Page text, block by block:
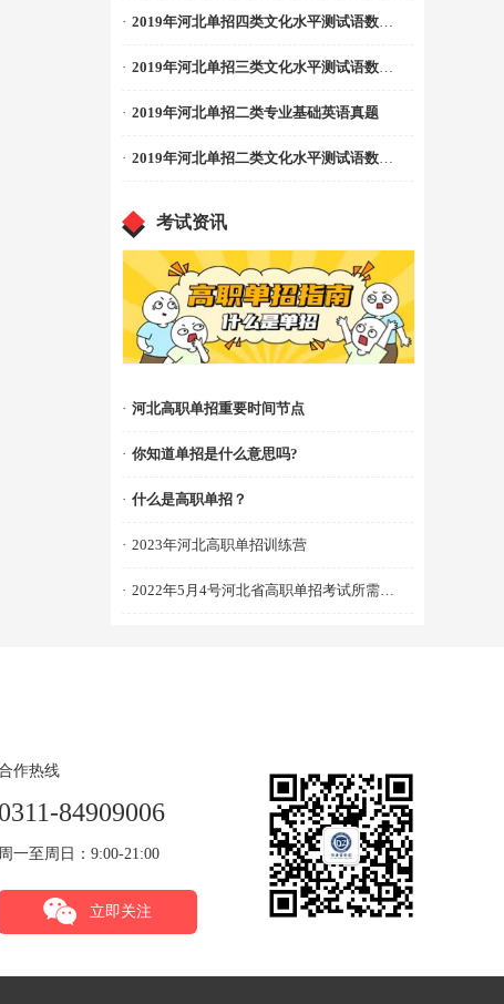
· 2019年河北单招四类文化水平测试语数真题
· 2019年河北单招三类文化水平测试语数真题
· 2019年河北单招二类专业基础英语真题
· 2019年河北单招二类文化水平测试语数真题
考试资讯
· 河北高职单招重要时间节点
· 你知道单招是什么意思吗?
· 什么是高职单招？
· 2023年河北高职单招训练营
· 2022年5月4号河北省高职单招考试所需物品清单
作热线
0311-84909006
周一至周日：9:00-21:00
立即关注